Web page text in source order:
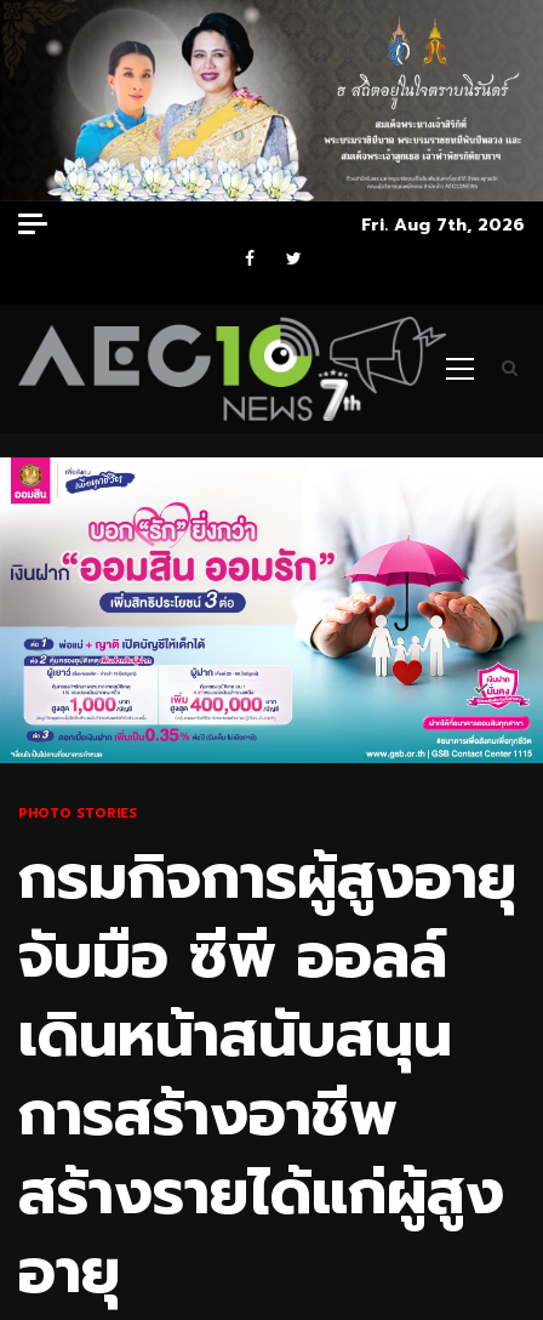
Skip
to
Fri. Aug 7th, 2026
Facebook
Twitter
Primary
PHOTO STORIES
กรมกิจการผู้สูงอายุ
จับมือ ซีพี ออลล์
เดินหน้าสนับสนุน
การสร้างอาชีพ
สร้างรายได้แก่ผู้สูง
อายุ